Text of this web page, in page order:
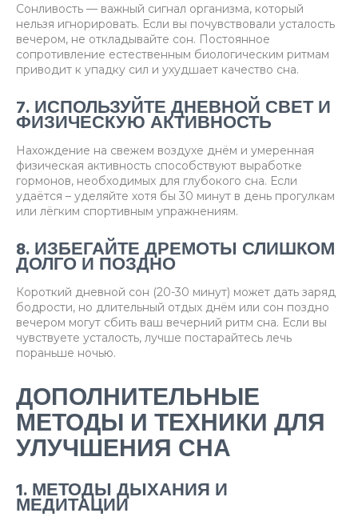
Сонливость — важный сигнал организма, который
нельзя игнорировать. Если вы почувствовали усталость
вечером, не откладывайте сон. Постоянное
сопротивление естественным биологическим ритмам
приводит к упадку сил и ухудшает качество сна.
7. ИСПОЛЬЗУЙТЕ ДНЕВНОЙ СВЕТ И
ФИЗИЧЕСКУЮ АКТИВНОСТЬ
Нахождение на свежем воздухе днём и умеренная
физическая активность способствуют выработке
гормонов, необходимых для глубокого сна. Если
удаётся – уделяйте хотя бы 30 минут в день прогулкам
или лёгким спортивным упражнениям.
8. ИЗБЕГАЙТЕ ДРЕМОТЫ СЛИШКОМ
ДОЛГО И ПОЗДНО
Короткий дневной сон (20-30 минут) может дать заряд
бодрости, но длительный отдых днём или сон поздно
вечером могут сбить ваш вечерний ритм сна. Если вы
чувствуете усталость, лучше постарайтесь лечь
пораньше ночью.
ДОПОЛНИТЕЛЬНЫЕ
МЕТОДЫ И ТЕХНИКИ ДЛЯ
УЛУЧШЕНИЯ СНА
1. МЕТОДЫ ДЫХАНИЯ И
МЕДИТАЦИИ